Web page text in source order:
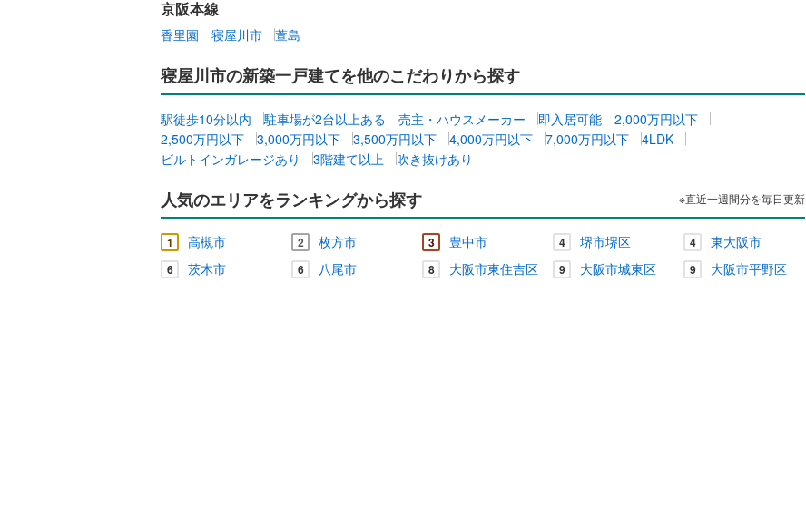
京阪本線
香里園 寝屋川市 萱島
寝屋川市の新築一戸建てを他のこだわりから探す
駅徒歩10分以内 駐車場が2台以上ある 売主・ハウスメーカー 即入居可能
2,000万円以下
2,500万円以下
3,000万円以下 3,500万円以下 4,000万円以下 7,000万円以下
4LDK
ビルトインガレージあり
3階建て以上 吹き抜けあり
人気のエリアをランキングから探す ※直近一週間分を毎日更新
1 高槻市 2 枚方市 3 豊中市 4 堺市堺区 4 東大阪市
6 茨木市 6 八尾市 8 大阪市東住吉区 9 大阪市城東区 9 大阪市平野区
ウッドデッキあり（0）
収納
ウォークインクローゼット
（0）
販売、価格、契約、入居関連など
即入居可能 （0）